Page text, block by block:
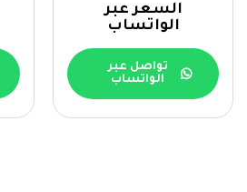
السعر عبر
الواتساب
تواصل عبر
الواتساب